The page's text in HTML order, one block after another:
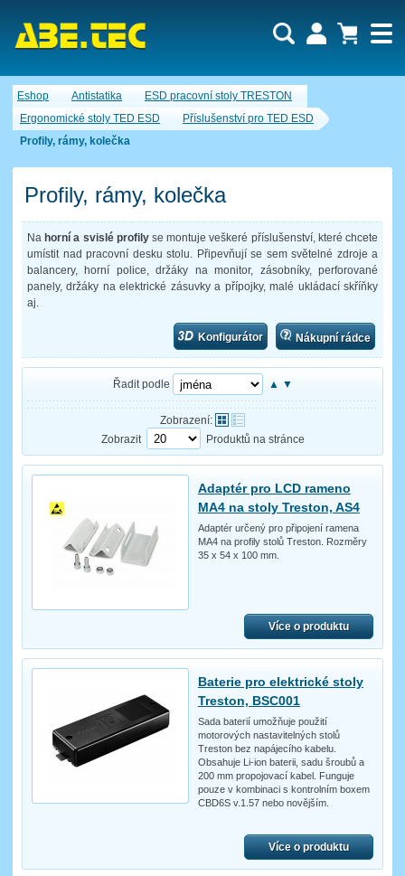
Eshop Antistatika
ESD pracovní stoly TRESTON
Ergonomické stoly TED ESD
Příslušenství pro TED ESD
Profily, rámy, kolečka
Profily, rámy, kolečka
Nahorní a svislé profilyse montuje veškeré příslušenství, které chcete
umístit nad pracovní desku stolu. Připevňují se sem světelné zdroje a
balancery, horní police, držáky na monitor, zásobníky, perforované
panely, držáky na elektrické zásuvky a přípojky, malé ukládací skříňky
aj.
Konfigurátor Nákupní rádce
Řadit podle ▲ ▼
Zobrazení:
Zobrazit
Produktů na stránce
Adaptér pro LCD rameno
MA4 na stoly Treston, AS4
Adaptér určený pro připojení ramena
MA4 na profily stolů Treston. Rozměry
35 x 54 x 100 mm.
Více o produktu
Baterie pro elektrické stoly
Treston, BSC001
Sada baterií umožňuje použití
motorových nastavitelných stolů
Treston bez napájecího kabelu.
Obsahuje Li-ion baterii, sadu šroubů a
200 mm propojovací kabel. Funguje
pouze v kombinaci s kontrolním boxem
CBD6S v.1.57 nebo novějším.
Více o produktu
Nákupní košík je momentálně prázdný.
Obsah košíku
Cena celkem:0,00 CZK
Uživatel:
Heslo: